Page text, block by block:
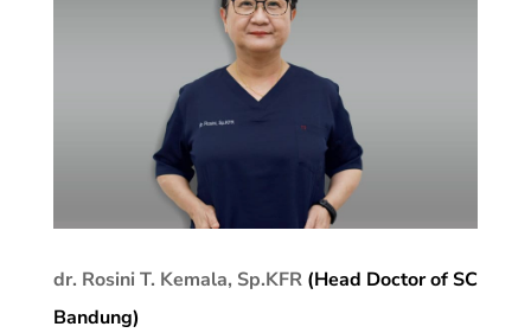
dr. Rosini T. Kemala, Sp.KFR(Head Doctor of SC
Bandung)